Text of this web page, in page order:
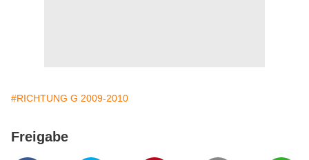
#RICHTUNG G 2009-2010
Freigabe